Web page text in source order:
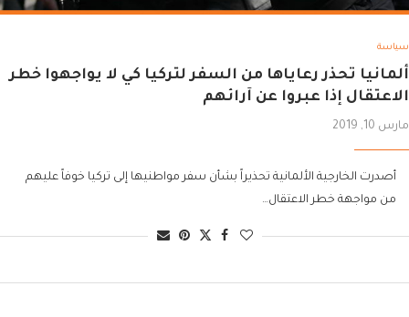
سياسة
ألمانيا تحذر رعاياها من السفر لتركيا كي لا يواجهوا خطر
الاعتقال إذا عبروا عن آرائهم
مارس 10, 2019
أصدرت الخارجية الألمانية تحذيراً بشأن سفر مواطنيها إلى تركيا خوفاً عليهم
من مواجهة خطر الاعتقال…